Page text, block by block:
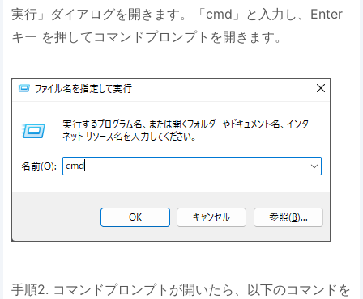
実行」ダイアログを開きます。「cmd」と入力し、Enter
キー を押してコマンドプロンプトを開きます。
手順2. コマンドプロンプトが開いたら、以下のコマンドを